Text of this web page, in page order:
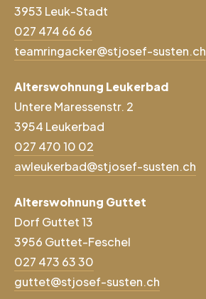
3953 Leuk-Stadt
027 474 66 66
teamringacker@stjosef-susten.ch
Alterswohnung Leukerbad
Untere Maressenstr. 2
3954 Leukerbad
027 470 10 02
awleukerbad@stjosef-susten.ch
Alterswohnung Guttet
Dorf Guttet 13
3956 Guttet-Feschel
027 473 63 30
guttet@stjosef-susten.ch